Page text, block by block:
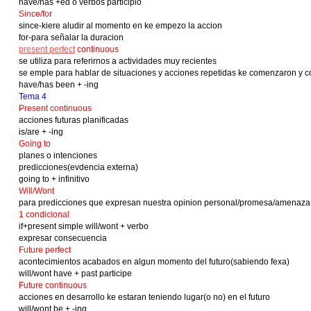
have/has +ed o verbos participio
Since/for
since-kiere aludir al momento en ke empezo la accion
for-para señalar la duracion
present perfectcontinuous
se utiliza para referirnos a actividades muy recientes
se emple para hablar de situaciones y acciones repetidas ke comenzaron y
have/has been + -ing
Tema 4
Present continuous
acciones futuras planificadas
is/are + -ing
Going to
planes o intenciones
predicciones(evdencia externa)
going to + infinitivo
Will/Wont
para predicciones que expresan nuestra opinion personal/promesa/amenaza
1 condicional
if+present simple will/wont + verbo
expresar consecuencia
Future perfect
acontecimientos acabados en algun momento del futuro(sabiendo fexa)
will/wont have + past participe
Future continuous
acciones en desarrollo ke estaran teniendo lugar(o no) en el futuro
will/wont be + -ing